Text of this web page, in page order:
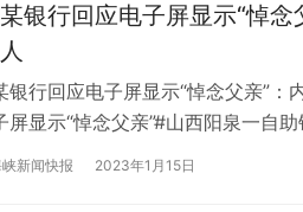
银行回应电子屏显示“悼念
银行回应电子屏显示“悼念父亲”
屏显示“悼念父亲”#山西阳泉一自
发网友热议。1月14日，涉事银
新闻快报 2023年1月15日